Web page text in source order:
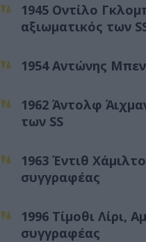
1945 Οντίλο
αξιωματικός των
1954 Αντώνης
1962 Άντολφ
των SS
1963 Έντιθ
συγγραφέας
1996 Τίμοθι Λίρι,
συγγραφέας